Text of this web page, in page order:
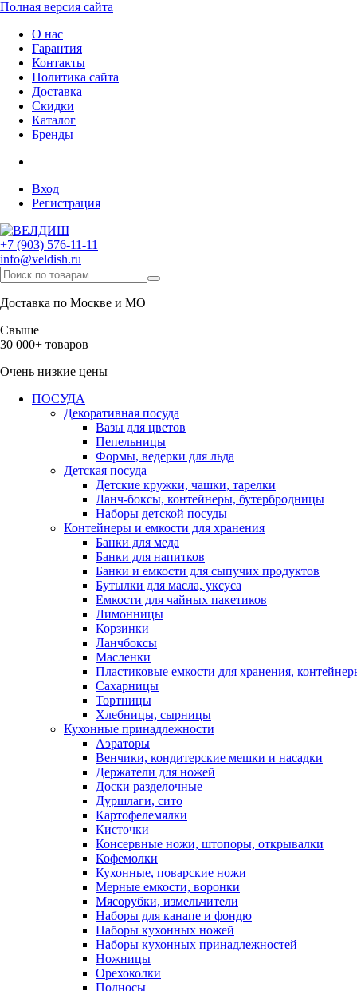
Полная версия сайта
О нас
Гарантия
Контакты
Политика сайта
Доставка
Скидки
Каталог
Бренды
Вход
Регистрация
+7 (903) 576-11-11
info@veldish.ru
Доставка по Москве и МО
Свыше
30 000+ товаров
Очень низкие цены
ПОСУДА
Декоративная посуда
Вазы для цветов
Пепельницы
Формы, ведерки для льда
Детская посуда
Детские кружки, чашки, тарелки
Ланч-боксы, контейнеры, бутербродницы
Наборы детской посуды
Контейнеры и емкости для хранения
Банки для меда
Банки для напитков
Банки и емкости для сыпучих продуктов
Бутылки для масла, уксуса
Емкости для чайных пакетиков
Лимонницы
Корзинки
Ланчбоксы
Масленки
Пластиковые емкости для хранения,
Сахарницы
Тортницы
Хлебницы, сырницы
Кухонные принадлежности
Аэраторы
Венчики, кондитерские мешки и насадки
Держатели для ножей
Доски разделочные
Дуршлаги, сито
Картофелемялки
Кисточки
Консервные ножи, штопоры, открывалки
Кофемолки
Кухонные, поварские ножи
Мерные емкости, воронки
Мясорубки, измельчители
Наборы для канапе и фондю
Наборы кухонных ножей
Наборы кухонных принадлежностей
Ножницы
Орехоколки
Подносы